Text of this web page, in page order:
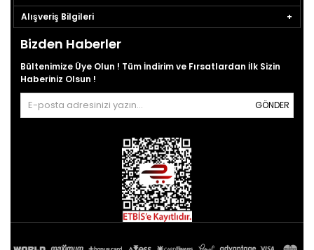
Alışveriş Bilgileri
Bizden Haberler
Bültenimize Üye Olun ! Tüm İndirim ve Fırsatlardan İlk Sizin
Haberiniz Olsun !
GÖNDER